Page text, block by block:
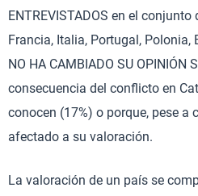
ENTREVISTADOS en el
Francia, Italia, Portugal, Polonia,
NO HA CAMBIADO SU OPINIÓN
consecuencia del conflicto en
conocen (17%) o porque, pese a
afectado a su valoración.
La valoración de un país se